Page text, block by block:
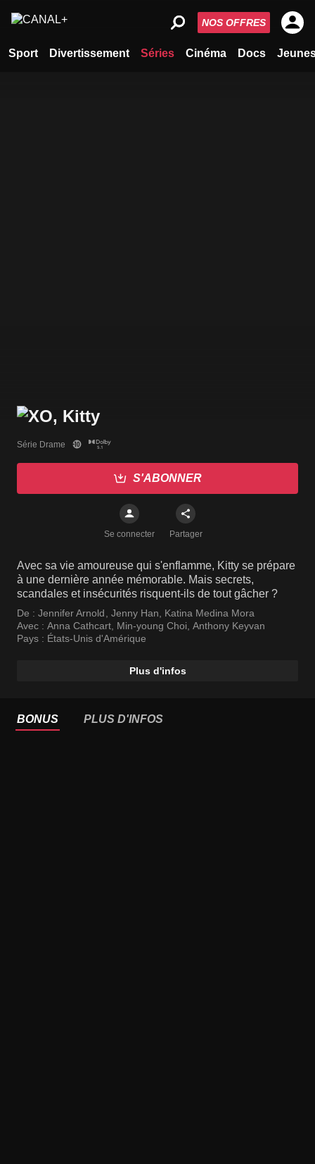
Sport Divertissement Séries Cinéma Docs
NOS OFFRES
Série Drame
S'ABONNER
Se connecter Partager
Avec sa vie amoureuse qui s'enflamme, Kitty se prépare
à une dernière année mémorable. Mais secrets,
scandales et insécurités risquent-ils de tout gâcher ?
De : Jennifer Arnold, Jenny Han, Katina Medina Mora
Avec : Anna Cathcart, Min-young Choi, Anthony Keyvan
Pays : États-Unis d'Amérique
Plus d'infos
BONUS PLUS D'INFOS